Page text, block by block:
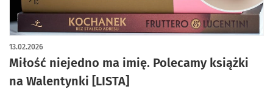
Miłość niejedno ma imię. Polecamy książki
na Walentynki [LISTA]
13.02.2026